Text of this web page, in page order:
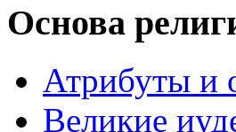
Основа
Атрибуты и
Великие